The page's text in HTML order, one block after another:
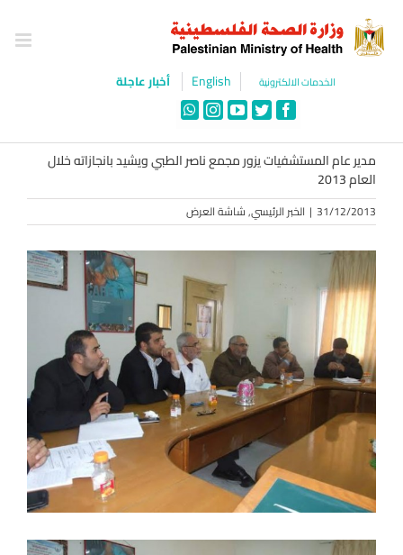
content
الخدمات الالكترونية English أخبار عاجلة
Facebook
Twitter
YouTube
Instagram
WhatsApp
مدير عام المستشفيات يزور مجمع ناصر الطبي ويشيد بانجازاته خلال
العام 2013
31/12/2013
| الخبر الرئيسي,شاشة العرض